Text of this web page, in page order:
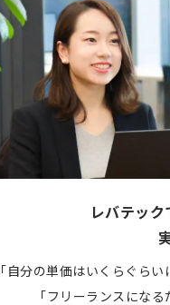
レバテッ
「自分の単価はいくらぐら
「フリーランスにな